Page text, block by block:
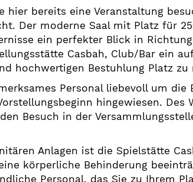
hier bereits eine Veranstaltung
Der moderne Saal mit Platz für
ein perfekter Blick in
Casbah, Club/Bar ein
hochwertigen Bestuhlung Platz zu
Personal liebevoll um die
hingewiesen. Des
Besuch in der
Anlagen ist die Spielstätte
körperliche Behinderung
Personal, das Sie zu Ihrem